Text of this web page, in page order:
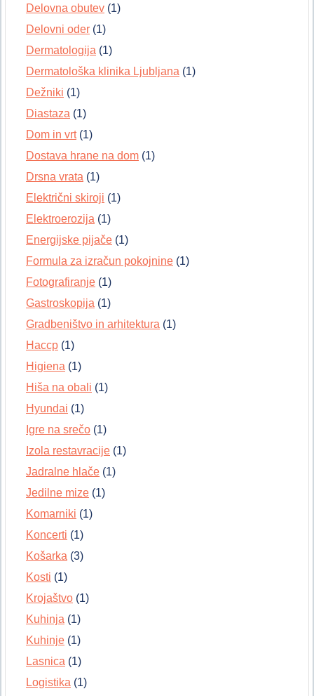
Delovna obutev (1)
Delovni oder (1)
Dermatologija (1)
Dermatološka klinika Ljubljana (1)
Dežniki (1)
Diastaza (1)
Dom in vrt(1)
Dostava hrane na dom (1)
Drsna vrata (1)
Električni skiroji (1)
Elektroerozija (1)
Energijske pijače (1)
Formula za izračun pokojnine (1)
Fotografiranje (1)
Gastroskopija (1)
Gradbeništvo in arhitektura (1)
Haccp (1)
Higiena (1)
Hiša na obali (1)
Hyundai (1)
Igre na srečo (1)
Izola restavracije (1)
Jadralne hlače (1)
Jedilne mize (1)
Komarniki (1)
Koncerti (1)
Košarka (3)
Kosti (1)
Krojaštvo (1)
Kuhinja (1)
Kuhinje (1)
Lasnica (1)
Logistika (1)